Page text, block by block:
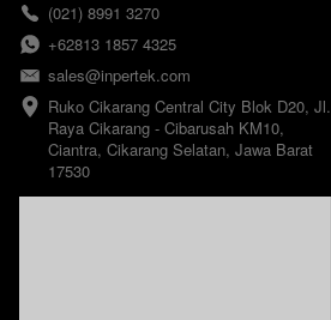
(021) 8991 3270
+62813 1857 4325
sales@inpertek.com
Ruko Cikarang Central City Blok D20, Jl.
Raya Cikarang - Cibarusah KM10,
Ciantra, Cikarang Selatan, Jawa Barat
17530